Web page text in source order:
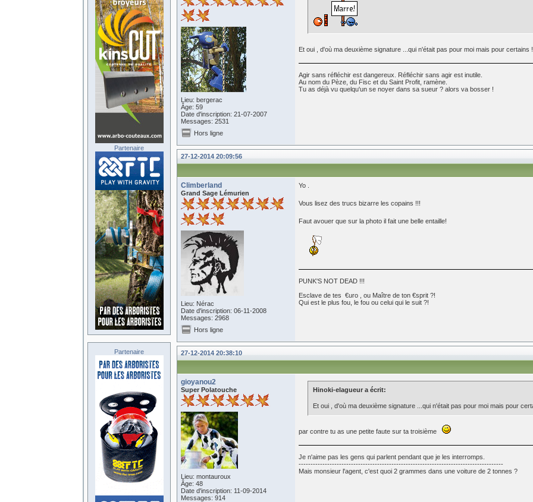
Lieu: bergerac
Âge: 59
Date d'inscription: 21-07-2007
Messages: 2531
Et oui , d'où ma deuxième signature ...qui n'était pas pour moi mais pour certains
Agir sans réfléchir est dangereux. Réfléchir sans agir est inutile.
Au nom du Pèze, du Fisc et du Saint Profit, ramène.
Tu as déjà vu quelqu'un se noyer dans sa sueur ? alors va bosser !
Hors ligne
27-12-2014 20:09:56
Climberland
Grand Sage Lémurien
Lieu: Nérac
Date d'inscription: 06-11-2008
Messages: 2968
Yo .
Vous lisez des trucs bizarre les copains !!!
Faut avouer que sur la photo il fait une belle entaille!
PUNK'S NOT DEAD !!!
Esclave de tes €uro , ou Maître de ton €sprit ?!
Qui est le plus fou, le fou ou celui qui le suit ?!
Hors ligne
27-12-2014 20:38:10
gioyanou2
Super Polatouche
Lieu: montauroux
Âge: 48
Date d'inscription: 11-09-2014
Messages: 914
Hinoki-elagueur a écrit:
Et oui , d'où ma deuxième signature ...qui n'était pas pour moi mais pour
par contre tu as une petite faute sur ta troisième
Je n'aime pas les gens qui parlent pendant que je les interromps.
--------------------------------------------------------------------------------------
Mais monsieur l'agent, c'est quoi 2 grammes dans une voiture de 2 tonnes ?
Partenaire
Partenaire